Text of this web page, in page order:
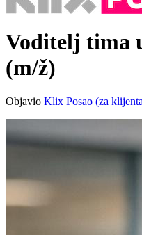
Voditelj tima
(m/ž)
Objavio Klix Posao (za